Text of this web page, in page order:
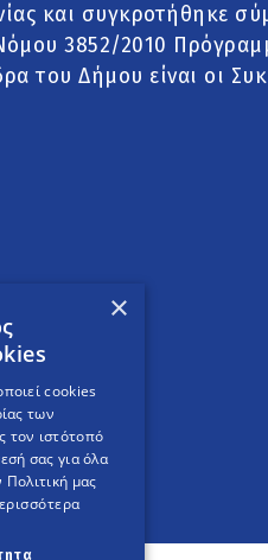
και συγκροτήθηκε
3852/2010
του Δήμου είναι οι
×
cookies
των
τον ιστότοπό
σας για όλα
μας